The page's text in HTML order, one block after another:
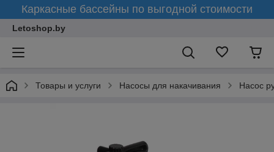
Каркасные бассейны по выгодной стоимости
Letoshop.by
Товары и услуги Насосы для накачивания Насос